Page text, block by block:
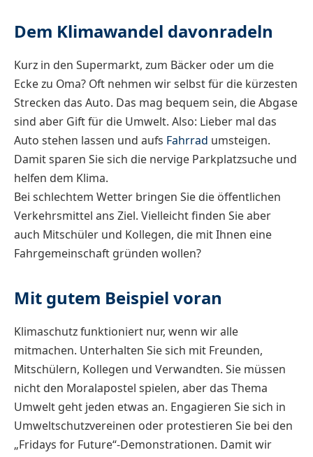
Dem Klimawandel davonradeln
Kurz in den Supermarkt, zum Bäcker oder um die
Ecke zu Oma? Oft nehmen wir selbst für die kürzesten
Strecken das Auto. Das mag bequem sein, die Abgase
sind aber Gift für die Umwelt. Also: Lieber mal das
Auto stehen lassen und aufs Fahrrad umsteigen.
Damit sparen Sie sich die nervige Parkplatzsuche und
helfen dem Klima.
Bei schlechtem Wetter bringen Sie die öffentlichen
Verkehrsmittel ans Ziel. Vielleicht finden Sie aber
auch Mitschüler und Kollegen, die mit Ihnen eine
Fahrgemeinschaft gründen wollen?
Mit gutem Beispiel voran
Klimaschutz funktioniert nur, wenn wir alle
mitmachen. Unterhalten Sie sich mit Freunden,
Mitschülern, Kollegen und Verwandten. Sie müssen
nicht den Moralapostel spielen, aber das Thema
Umwelt geht jeden etwas an. Engagieren Sie sich in
Umweltschutzvereinen oder protestieren Sie bei den
„Fridays for Future“-Demonstrationen. Damit wir